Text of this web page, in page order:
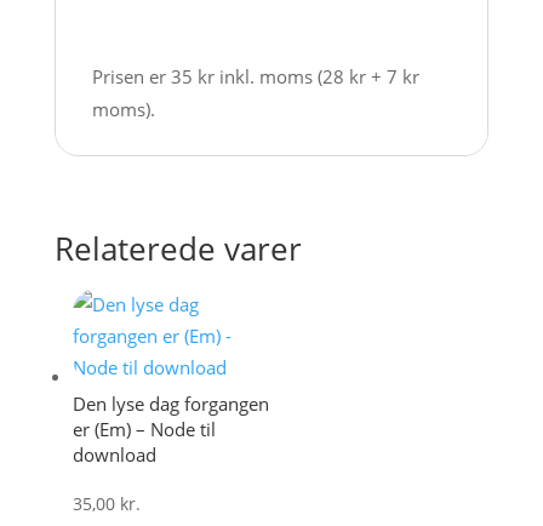
Prisen er 35 kr inkl. moms (28 kr + 7 kr
moms).
Relaterede varer
Den lyse dag forgangen
er (Em) – Node til
download
35,00 kr.